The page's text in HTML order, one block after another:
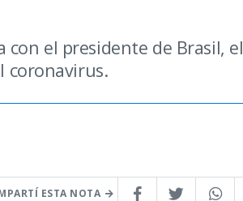
con el presidente de Brasil, el
coronavirus.
ESTA NOTA